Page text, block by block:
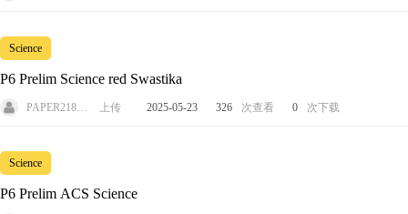
Science
P6 Prelim Science red Swastika
上传 2025-05-23 326 次查看 0 次下载
Science
P6 Prelim ACS Science